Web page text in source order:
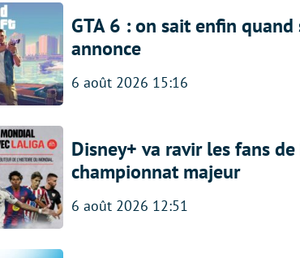
GTA 6 : on sait enfin
annonce
6 août 2026 15:16
Disney+ va ravir les fans
championnat majeur
6 août 2026 12:51